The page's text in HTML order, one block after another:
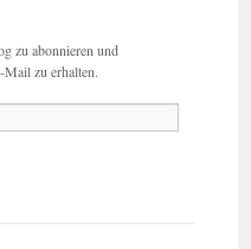
zu abonnieren und
Mail zu erhalten.